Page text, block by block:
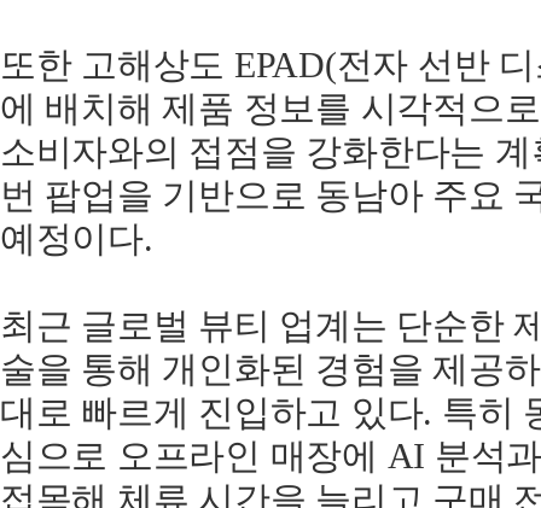
또한 고해상도 EPAD(전자 선반
에 배치해 제품 정보를 시각적으
소비자와의 접점을 강화한다는
번 팝업을 기반으로 동남아 주요
예정이다.
최근 글로벌 뷰티 업계는 단순한
술을 통해 개인화된 경험을 제공
대로 빠르게 진입하고 있다. 특히
심으로 오프라인 매장에 AI 분석
접목해 체류 시간을 늘리고 구매